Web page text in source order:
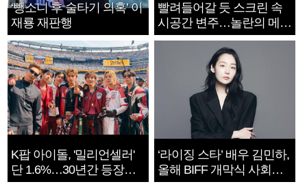
‘뺑소니 후 술타기 의혹’ 이
재룡 재판행
빨려들어갈 듯 스크린 속
시공간 변주…놀란의 메시
지는 ‘전쟁 속죄’
K팝 아이돌, '밀리언셀러'
단 1.6%…30년간 등장
1182개팀 전수조사
‘라이징 스타’ 배우 김민하,
올해 BIFF 개막식 사회자
확정